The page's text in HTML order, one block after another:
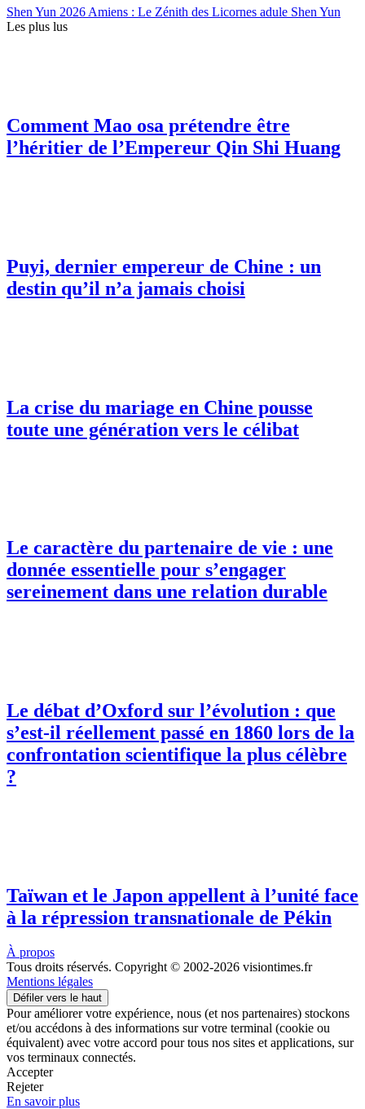
Shen Yun 2026 Amiens : Le Zénith des Licornes adule Shen Yun
Les plus lus
Comment Mao osa prétendre être
l’héritier de l’Empereur Qin Shi Huang
Puyi, dernier empereur de Chine : un
destin qu’il n’a jamais choisi
La crise du mariage en Chine pousse
toute une génération vers le célibat
Le caractère du partenaire de vie : une
donnée essentielle pour s’engager
sereinement dans une relation durable
Le débat d’Oxford sur l’évolution : que
s’est-il réellement passé en 1860 lors de la
confrontation scientifique la plus célèbre
?
Taïwan et le Japon appellent à l’unité face
à la répression transnationale de Pékin
À propos
Tous droits réservés. Copyright © 2002-2026 visiontimes.fr
Mentions légales
Défiler vers le haut
Pour améliorer votre expérience, nous (et nos partenaires) stockons
et/ou accédons à des informations sur votre terminal (cookie ou
équivalent) avec votre accord pour tous nos sites et applications, sur
vos terminaux connectés.
Accepter
Rejeter
En savoir plus